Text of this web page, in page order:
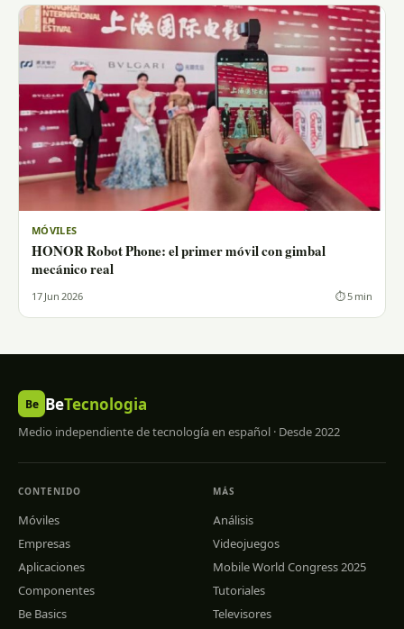
MÓVILES
HONOR Robot Phone: el primer móvil con gimbal
mecánico real
17 Jun 2026 ⏱ 5 min
Be BeTecnologia
Medio independiente de tecnología en español · Desde 2022
CONTENIDO
Móviles
Empresas
Aplicaciones
Componentes
Be Basics
MÁS
Análisis
Videojuegos
Mobile World Congress 2025
Tutoriales
Televisores